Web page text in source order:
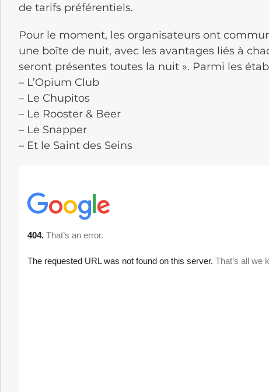
de tarifs préférentiels.
Pour le moment, les organisateurs ont
une boîte de nuit, avec les avantages liés à
seront présentes toutes la nuit ». Parmi les
– L’Opium Club
– Le Chupitos
– Le Rooster & Beer
– Le Snapper
– Et le Saint des Seins